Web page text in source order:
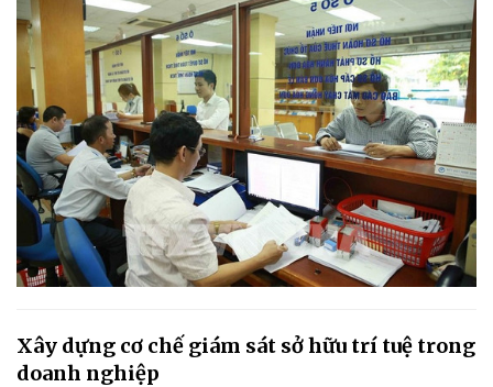
Xây dựng cơ chế giám sát sở hữu trí tuệ trong
doanh nghiệp